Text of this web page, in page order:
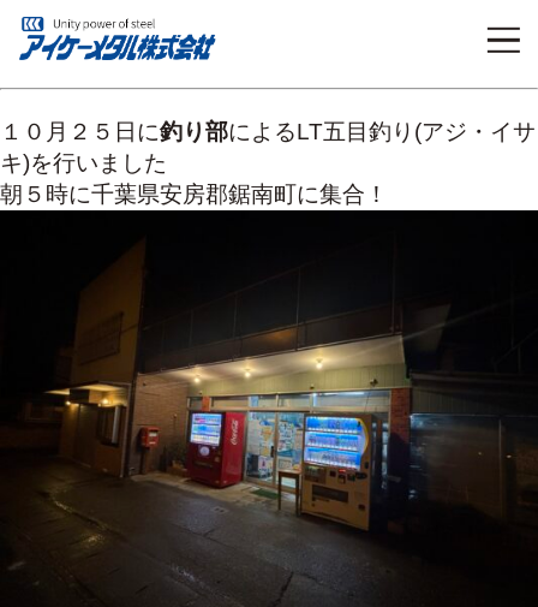
１０月２５日に釣り部によるLT五目釣り(アジ・イサ
キ)を行いました
朝５時に千葉県安房郡鋸南町に集合！